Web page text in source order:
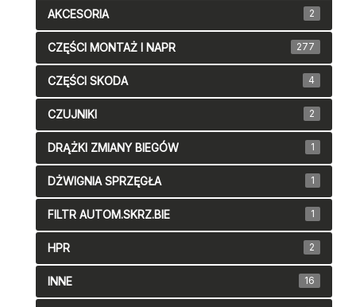
AKCESORIA 2
CZĘŚCI MONTAŻ I NAPR 277
CZĘŚCI SKODA 4
CZUJNIKI 2
DRĄŻKI ZMIANY BIEGÓW 1
DŻWIGNIA SPRZĘGŁA 1
FILTR AUTOM.SKRZ.BIE 1
HPR 2
INNE 16